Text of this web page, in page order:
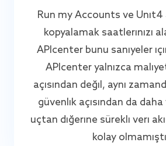
Run my Accounts ve Unit4
kopyalamak saatlerinizi
APIcenter bunu saniyeler
APIcenter yalnızca
açısından değil, aynı
güvenlik açısından da
uçtan diğerine sürekli veri
kolay